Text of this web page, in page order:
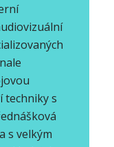
techniky s
s velkým